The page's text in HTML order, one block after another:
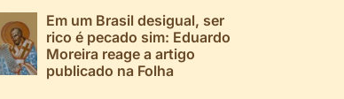
Em um Brasil desigual, ser
rico é pecado sim: Eduardo
Moreira reage a artigo
publicado na Folha